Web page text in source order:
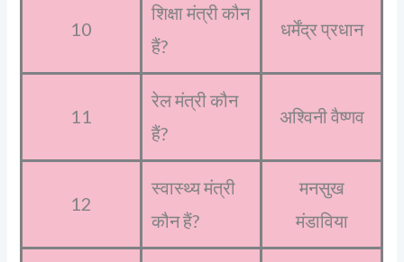
10
शिक्षा मंत्री कौन
हैं?
धर्मेंद्र प्रधान
11
रेल मंत्री कौन
हैं?
अश्विनी वैष्णव
12
स्वास्थ्य मंत्री
कौन हैं?
मनसुख
मंडाविया